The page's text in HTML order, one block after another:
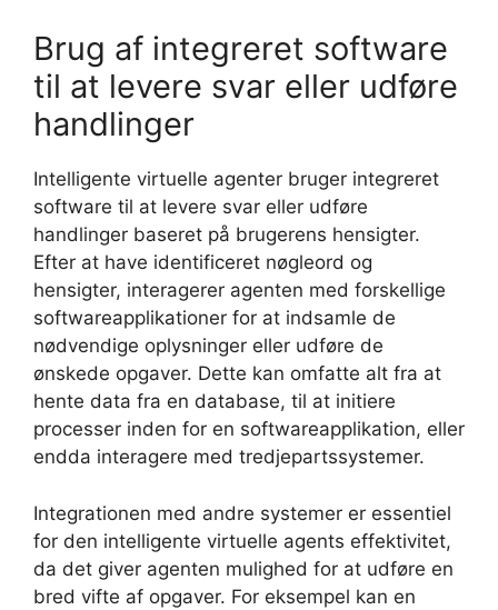
Brug af integreret software
til at levere svar eller udføre
handlinger
Intelligente virtuelle agenter bruger integreret
software til at levere svar eller udføre
handlinger baseret på brugerens hensigter.
Efter at have identificeret nøgleord og
hensigter, interagerer agenten med forskellige
softwareapplikationer for at indsamle de
nødvendige oplysninger eller udføre de
ønskede opgaver. Dette kan omfatte alt fra at
hente data fra en database, til at initiere
processer inden for en softwareapplikation, eller
endda interagere med tredjepartssystemer.
Integrationen med andre systemer er essentiel
for den intelligente virtuelle agents effektivitet,
da det giver agenten mulighed for at udføre en
bred vifte af opgaver. For eksempel kan en